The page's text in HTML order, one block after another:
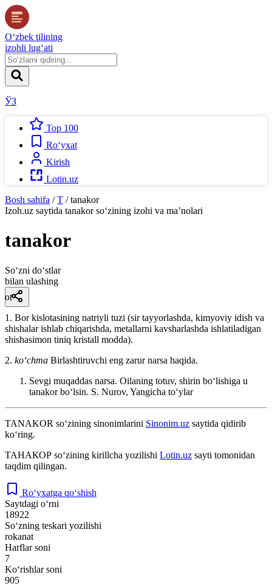
O‘zbek tilining
izohli lug‘ati
ЎЗ
Top 100
Ro‘yxat
Kirish
Lotin.uz
Bosh sahifa / T / tanakor
Izoh.uz saytida tanakorso‘zining izohi va ma’nolari
tanakor
So‘zni do‘stlar
bilan ulashing
ot
1. Bor kislotasining natriyli tuzi (sir tayyorlashda, kimyoviy idish va
shishalar ishlab chiqarishda, metallarni kavsharlashda ishlatiladigan
shishasimon tiniq kristall modda).
2. koʻchma Birlashtiruvchi eng zarur narsa haqida.
Sevgi muqaddas narsa. Oilaning totuv, shirin boʻlishiga u
tanakor boʻlsin. S. Nurov, Yangicha toʻylar
TANAKOR so‘zining sinonimlarini Sinonim.uz saytida qidirib
ko‘ring.
ТАНАКОР so‘zining kirillcha yozilishi Lotin.uz sayti tomonidan
taqdim qilingan.
Ro‘yxatga qo‘shish
Saytdagi o‘rni
18922
So‘zning teskari yozilishi
rokanat
Harflar soni
7
Ko‘rishlar soni
905